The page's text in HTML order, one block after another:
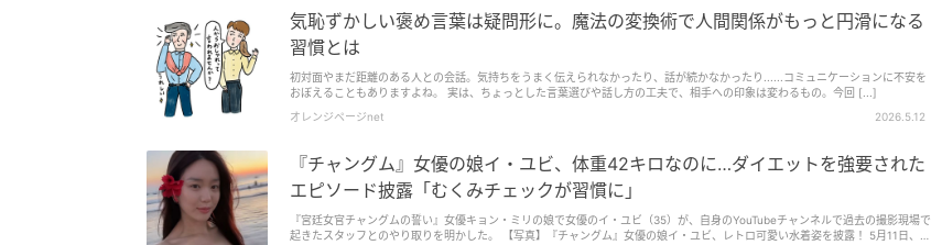
気恥ずかしい褒め言葉は疑問形に。魔法の変換術で人間関係がもっと円滑になる
習慣とは
初対面やまだ距離のある人との会話。気持ちをうまく伝えられなかったり、話が続かなかったり......コミュニケーションに不安を
おぼえることもありますよね。 実は、ちょっとした言葉選びや話し方の工夫で、相手への印象は変わるもの。今回 [...]
オレンジページnet
2026.5.12
『チャングム』女優の娘イ・ユビ、体重42キロなのに…ダイエットを強要された
エピソード披露「むくみチェックが習慣に」
『宮廷女官チャングムの誓い』女優キョン・ミリの娘で女優のイ・ユビ（35）が、自身のYouTubeチャンネルで過去の撮影現場で
起きたスタッフとのやり取りを明かした。 【写真】『チャングム』女優の娘イ・ユビ、レトロ可愛い水着姿を披露！ 5月11日、同